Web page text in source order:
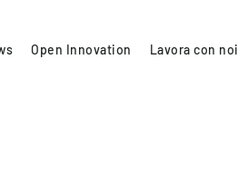
Open Innovation Lavora con noi